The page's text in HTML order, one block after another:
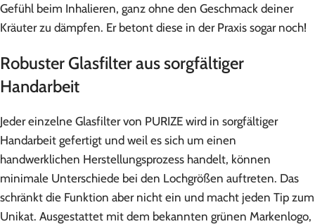
Gefühl beim Inhalieren, ganz ohne den Geschmack deiner
Kräuter zu dämpfen. Er betont diese in der Praxis sogar noch!
Robuster Glasfilter aus sorgfältiger
Handarbeit
Jeder einzelne Glasfilter von PURIZE wird in sorgfältiger
Handarbeit gefertigt und weil es sich um einen
handwerklichen Herstellungsprozess handelt, können
minimale Unterschiede bei den Lochgrößen auftreten. Das
schränkt die Funktion aber nicht ein und macht jeden Tip zum
Unikat. Ausgestattet mit dem bekannten grünen Markenlogo,